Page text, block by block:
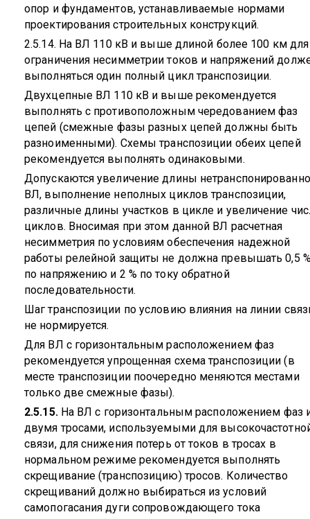
опор и фундаментов, устанавливаемые нормами
проектирования строительных конструкций.
2.5.14. На ВЛ 110 кВ и выше длиной более 100 км для
ограничения несимметрии токов и напряжений
выполняться один полный цикл транспозиции.
Двухцепные ВЛ 110 кВ и выше рекомендуется
выполнять с противоположным чередованием фаз
цепей (смежные фазы разных цепей должны быть
разноименными). Схемы транспозиции обеих цепей
рекомендуется выполнять одинаковыми.
Допускаются увеличение длины
ВЛ, выполнение неполных циклов транспозиции,
различные длины участков в цикле и увеличение
циклов. Вносимая при этом данной ВЛ расчетная
несимметрия по условиям обеспечения надежной
работы релейной защиты не должна превышать 0,5
по напряжению и 2 % по току обратной
последовательности.
Шаг транспозиции по условию влияния на линии
не нормируется.
Для ВЛ с горизонтальным расположением фаз
рекомендуется упрощенная схема транспозиции (в
месте транспозиции поочередно меняются местами
только две смежные фазы).
2.5.15. На ВЛ с горизонтальным расположением фаз
двумя тросами, используемыми для
связи, для снижения потерь от токов в тросах в
нормальном режиме рекомендуется выполнять
скрещивание (транспозицию) тросов. Количество
скрещиваний должно выбираться из условий
самопогасания дуги сопровождающего тока